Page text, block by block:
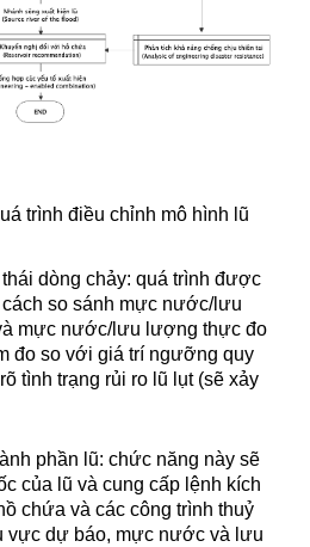
trình điều chỉnh mô hình lũ
dòng chảy: quá trình được
so sánh mực nước/lưu
mực nước/lưu lượng thực đo
đo so với giá trí ngưỡng quy
tình trạng rủi ro lũ lụt (sẽ xảy
phần lũ: chức năng này sẽ
của lũ và cung cấp lệnh kích
chứa và các công trình thuỷ
vực dự báo, mực nước và lưu